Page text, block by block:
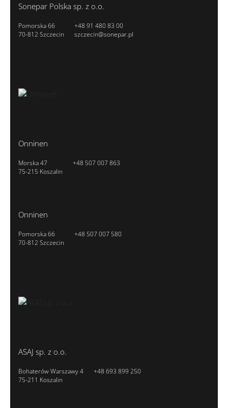
Sonepar Polska sp. z o.o.
Pomorska 66
70-812 Szczecin
+48 91 480 83 00
szczecin@sonepar.pl
Onninen
Morska 47
75-215 Koszalin
+48 507 007 863
Onninen
Pomorska 66
70-812 Szczecin
+48 507 007 580
ASAJ sp. z o.o.
Bohaterów Warszawy 4
75-211 Koszalin
+48 693 899 250